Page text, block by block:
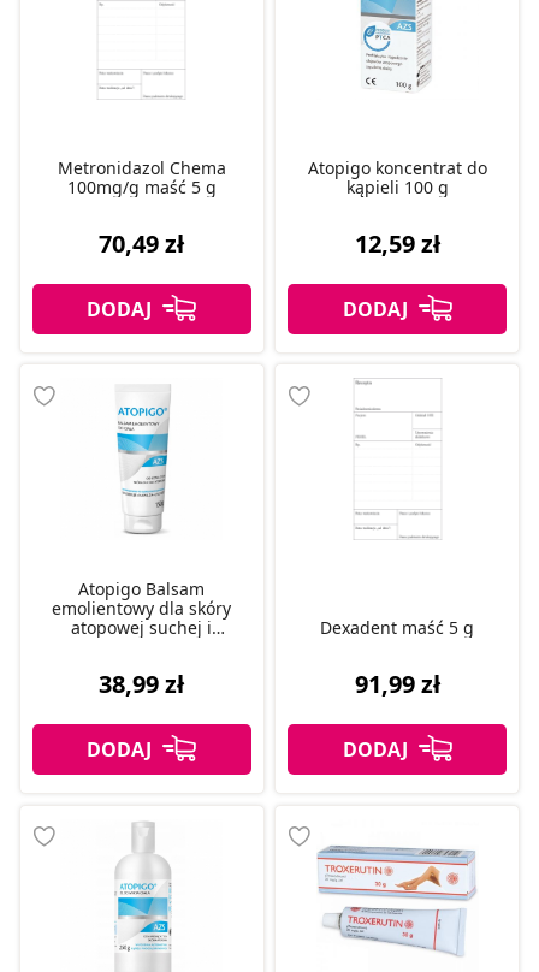
Metronidazol Chema
100mg/g maść 5 g
70,49 zł
Atopigo koncentrat do
kąpieli 100 g
12,59 zł
Atopigo Balsam
emolientowy dla skóry
atopowej suchej i
38,99 zł
Dexadent maść 5 g
91,99 zł